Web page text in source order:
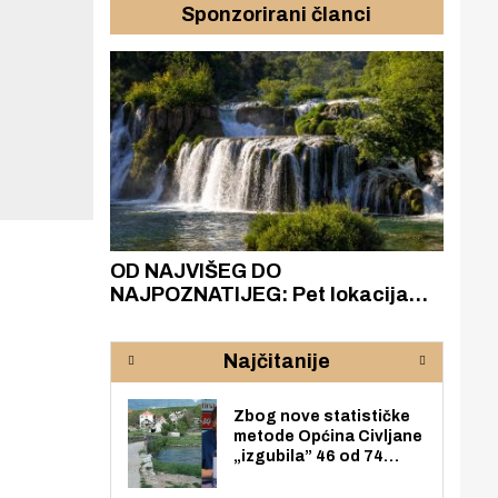
Sponzorirani članci
OD NAJVIŠEG DO
NAJPOZNATIJEG: Pet lokacija
rijeke Krke
Najčitanije
Zbog nove statističke
metode Općina Civljane
„izgubila” 46 od 74